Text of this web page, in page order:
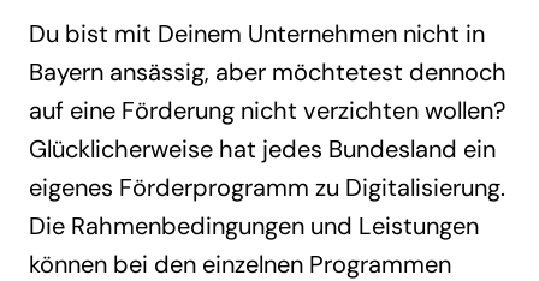
Du bist mit Deinem Unternehmen nicht in
Bayern ansässig, aber möchtetest dennoch
auf eine Förderung nicht verzichten wollen?
Glücklicherweise hat jedes Bundesland ein
eigenes Förderprogramm zu Digitalisierung.
Die Rahmenbedingungen und Leistungen
können bei den einzelnen Programmen